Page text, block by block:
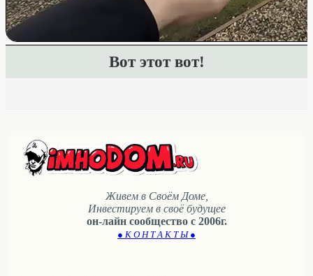
Вот этот вот!
Живем в Своём Доме,
Инвестируем в своё будущее
он-лайн сообщество с 2006г.
● К О Н Т А К Т Ы ●